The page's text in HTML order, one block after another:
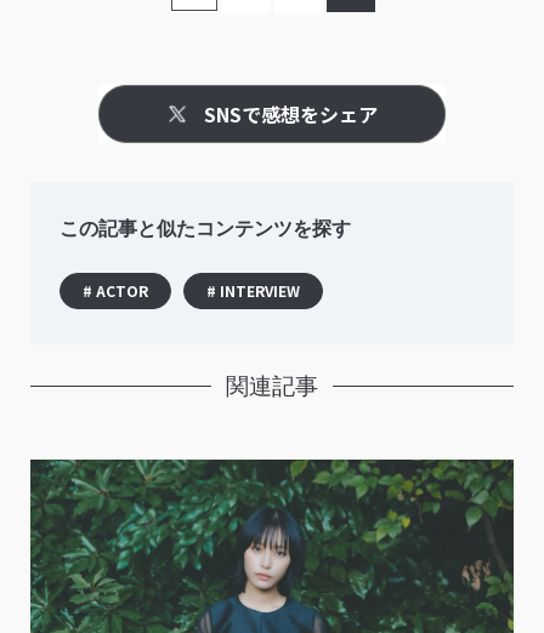
SNSで感想をシェア
この記事と似たコンテンツを探す
# ACTOR # INTERVIEW
関連記事